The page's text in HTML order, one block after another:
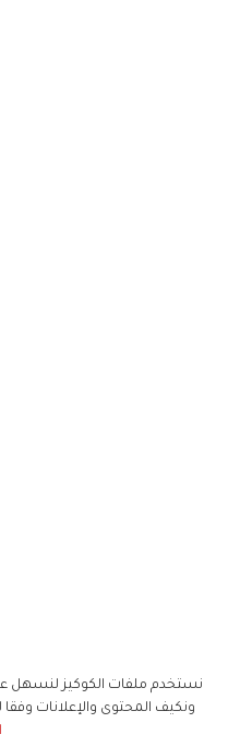
نستخدم ملفات الكوكيز لنسهل
ونكيف المحتوى والإعلانات